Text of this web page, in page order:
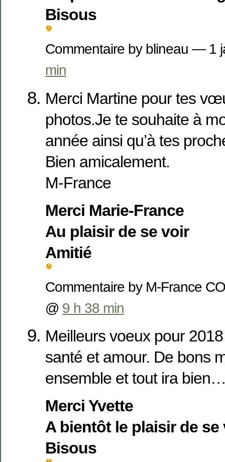
Bisous
Commentaire by blineau — 1
min
Merci Martine pour tes
photos.Je te souhaite à
année ainsi qu’à tes
Bien amicalement.
M-France
Merci Marie-France
Au plaisir de se voir
Amitié
Commentaire by M-France
@ 9 h 38 min
Meilleurs voeux pour
santé et amour. De bons
ensemble et tout ira
Merci Yvette
A bientôt le plaisir de se
Bisous